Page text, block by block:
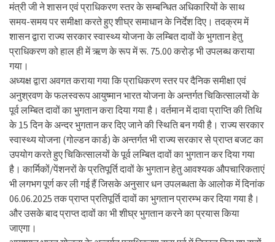
मंत्री जी ने शासन एवं प्राधिकरण स्तर के सम्बन्धित अधिकारियों के साथ
समय-समय पर समीक्षा करते हुए शीघ्र समाधान के निर्देश दिए। तदक्रम में
शासन द्वारा राज्य सरकार स्वास्थ्य योजना के लम्बित दावों के भुगतान हेतु
प्राधिकरण को हाल ही में ऋण के रूप में रू. 75.00 करोड़ भी उपलब्ध कराया
गया।
अध्यक्ष द्वारा अवगत कराया गया कि प्राधिकरण स्तर पर दैनिक समीक्षा एवं
अनुश्रवण के फलस्वरूप आयुष्मान भारत योजना के अन्तर्गत चिकित्सालयों के
पूर्व लम्बित दावों का भुगतान करा दिया गया है। वर्तमान में दावा प्राप्ति की तिथि
के 15 दिन के अन्दर भुगतान कर दिए जाने की स्थिति बन गयी है। राज्य सरकार
स्वास्थ्य योजना (गोल्डन कार्ड) के अन्तर्गत भी राज्य सरकार से प्राप्त बजट का
उपयोग करते हुए चिकित्सालयों के पूर्व लम्बित दावों का भुगतान कर दिया गया
है। कार्मिकों/पेंशनरों के प्रतिपूर्ति दावों के भुगतान हेतु आवश्यक औपचारिकताएं
भी लगभग पूर्ण कर ली गई हैं जिसके अनुसार धन उपलब्धता के आलोक में दिनांक
06.06.2025 तक प्राप्त प्रतिपूर्ति दावों का भुगतान प्रारम्भ कर दिया गया है।
और उसके बाद प्राप्त दावों का भी शीघ्र भुगतान करने का प्रयास किया
जाएगा।